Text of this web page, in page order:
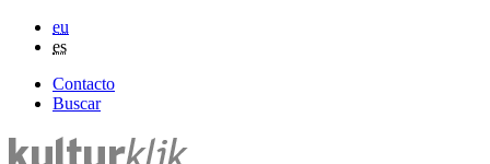
eu
es
Contacto
Buscar